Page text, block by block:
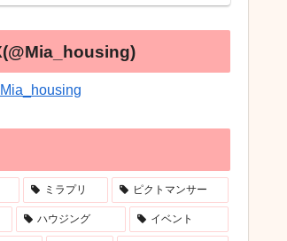
ミラプリ ピクトマンサー
ハウジング イベント